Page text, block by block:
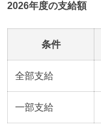
2026年度の支給額
条件
全部支給
一部支給